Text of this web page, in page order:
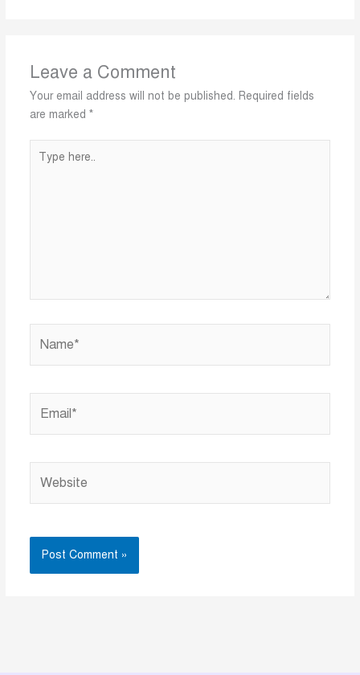
Leave a Comment
Your email address will not be published. Required fields
are marked *
here..